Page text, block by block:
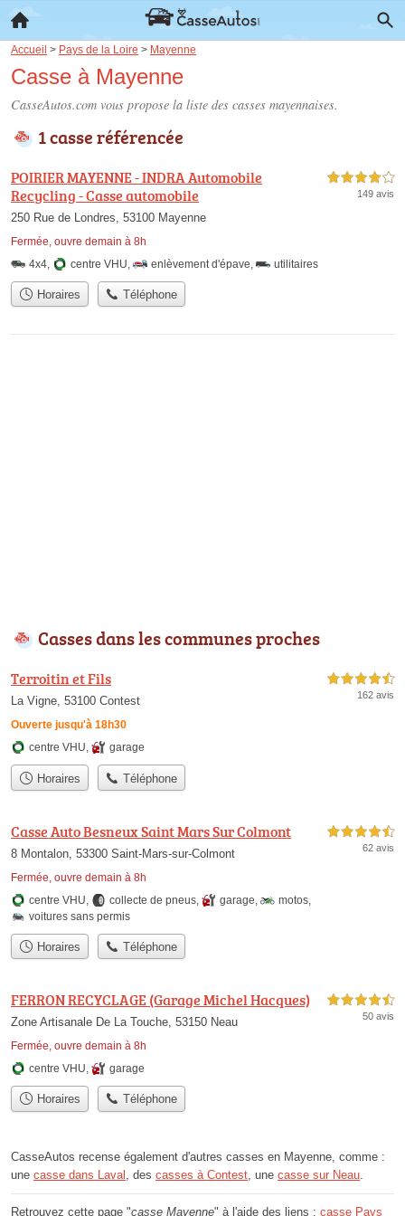
Accueil > Pays de la Loire > Mayenne
Casse à Mayenne
CasseAutos.com vous propose la liste des casses mayennaises.
1 casse référencée
POIRIER MAYENNE - INDRA Automobile
Recycling - Casse automobile
250 Rue de Londres, 53100 Mayenne
Fermée, ouvre demain à 8h
4,0 étoiles sur 5
149 avis
4x4, centre VHU, enlèvement d'épave, utilitaires
Horaires Téléphone
Casses dans les communes proches
Terroitin et Fils
La Vigne, 53100 Contest
Ouverte jusqu'à 18h30
4,5 étoiles sur 5
162 avis
centre VHU, garage
Horaires Téléphone
Casse Auto Besneux Saint Mars Sur Colmont
8 Montalon, 53300 Saint-Mars-sur-Colmont
Fermée, ouvre demain à 8h
4,5 étoiles sur 5
62 avis
centre VHU collecte de pneus garage motos
voitures sans permis
Horaires Téléphone
FERRON RECYCLAGE (Garage Michel Hacques)
Zone Artisanale De La Touche, 53150 Neau
Fermée, ouvre demain à 8h
4,5 étoiles sur 5
50 avis
centre VHU, garage
Horaires Téléphone
CasseAutos recense également d'autres casses en Mayenne, comme :
une casse dans Laval , des casses à Contest , une casse sur Neau
Retrouvez cette page "casse Mayenne" à l'aide des liens : casse Pays